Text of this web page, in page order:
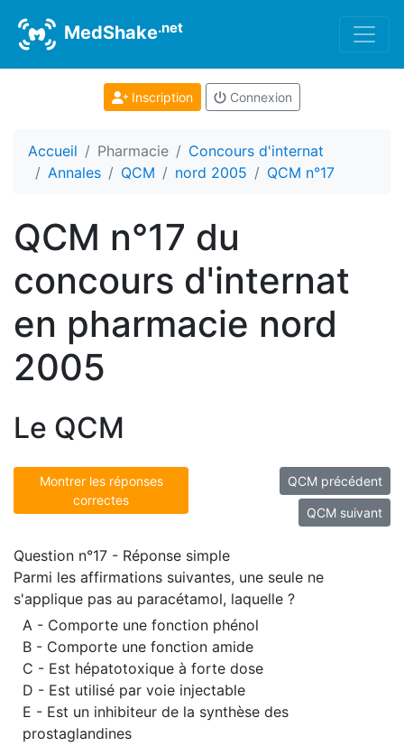
MedShake.net
Inscription Connexion
Accueil Pharmacie
Concours d'internat
Annales
QCM nord 2005 QCM n°17
QCM n°17 du
concours d'internat
en pharmacie nord
2005
Le QCM
Montrer les réponses
correctes
QCM précédent
QCM suivant
Question n°17 - Réponse simple
Parmi les affirmations suivantes, une seule ne
s'applique pas au paracétamol, laquelle ?
A - Comporte une fonction phénol
B - Comporte une fonction amide
C - Est hépatotoxique à forte dose
D - Est utilisé par voie injectable
E - Est un inhibiteur de la synthèse des
prostaglandines